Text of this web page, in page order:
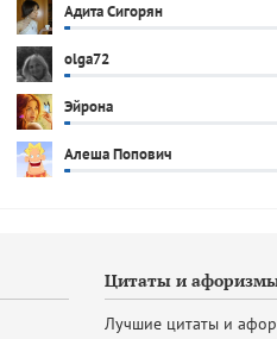
Адита Сигорян
olga72
Эйрона
Алеша Попович
Цитаты и
Лучшие цитаты и